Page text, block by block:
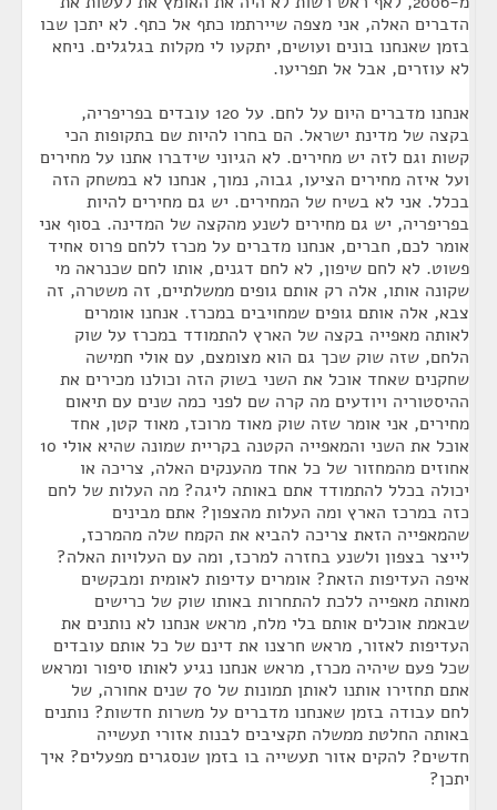
הדברים האלה, אני מצפה שיירתמו כתף אל כתף. לא יתכן שבו
בזמן שאנחנו בונים ועושים, יתקעו לי מקלות בגלגלים. ניחא
לא עוזרים, אבל אל תפריעו.
אנחנו מדברים היום על לחם. על 120 עובדים בפריפריה,
בקצה של מדינת ישראל. הם בחרו להיות שם בתקופות הכי
קשות וגם לזה יש מחירים. לא הגיוני שידברו אתנו על מחירים
ועל איזה מחירים הציעו, גבוה, נמוך, אנחנו לא במשחק הזה
בכלל. אני לא בשיח של המחירים. יש גם מחירים להיות
בפריפריה, יש גם מחירים לשנע מהקצה של המדינה. בסוף אני
אומר לכם, חברים, אנחנו מדברים על מכרז ללחם פרוס אחיד
פשוט. לא לחם שיפון, לא לחם דגנים, אותו לחם שכנראה מי
שקונה אותו, אלה רק אותם גופים ממשלתיים, זה משטרה, זה
צבא, אלה אותם גופים שמחויבים במכרז. אנחנו אומרים
לאותה מאפייה בקצה של הארץ להתמודד במכרז על שוק
הלחם, שזה שוק שכך גם הוא מצומצם, עם אולי חמישה
שחקנים שאחד אוכל את השני בשוק הזה וכולנו מכירים את
ההיסטוריה ויודעים מה קרה שם לפני כמה שנים עם תיאום
מחירים, אני אומר שזה שוק מאוד מרוכז, מאוד קטן, אחד
אוכל את השני והמאפייה הקטנה בקריית שמונה שהיא אולי 10
אחוזים מהמחזור של כל אחד מהענקים האלה, צריכה או
יכולה בכלל להתמודד אתם באותה ליגה? מה העלות של לחם
כזה במרכז הארץ ומה העלות מהצפון? אתם מבינים
שהמאפייה הזאת צריכה להביא את הקמח שלה מהמרכז,
לייצר בצפון ולשנע בחזרה למרכז, ומה עם העלויות האלה?
איפה העדיפות הזאת? אומרים עדיפות לאומית ומבקשים
מאותה מאפייה ללכת להתחרות באותו שוק של כרישים
שבאמת אוכלים אותם בלי מלח, מראש אנחנו לא נותנים את
העדיפות לאזור, מראש חרצנו את דינם של כל אותם עובדים
שכל פעם שיהיה מכרז, מראש אנחנו נגיע לאותו סיפור ומראש
אתם תחזירו אותנו לאותן תמונות של 70 שנים אחורה, של
לחם עבודה בזמן שאנחנו מדברים על משרות חדשות? נותנים
באותה החלטת ממשלה תקציבים לבנות אזורי תעשייה
חדשים? להקים אזור תעשייה בו בזמן שנסגרים מפעלים? איך
יתכן?